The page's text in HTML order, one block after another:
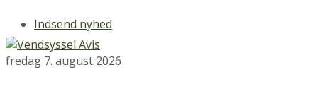
Indsend nyhed
fredag 7. august 2026